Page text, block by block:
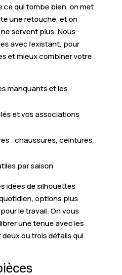
ce qui tombe bien, on met
une retouche, et on
servent plus. Nous
avec l’existant, pour
et mieux combiner votre
manquants et les
et vos associations
: chaussures, ceintures,
par saison
idées de silhouettes
options plus
le travail. On vous
une tenue avec les
ou trois détails qui